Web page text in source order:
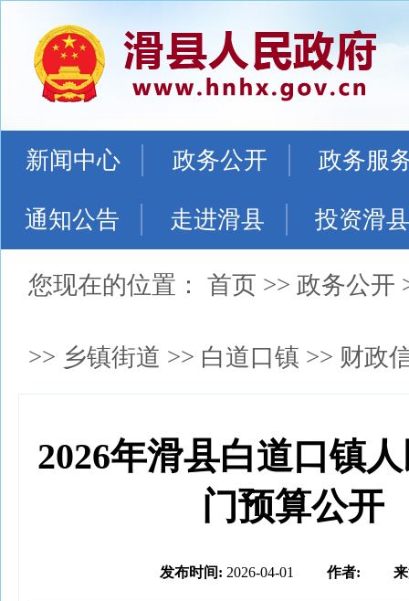
新闻中心 政务公开 政务服
通知公告 走进滑县 投资滑县
您现在的位置： 首页 >> 政务公开
>> 乡镇街道 >> 白道口镇 >> 财政
2026年滑县白道口镇
门预算公开
发布时间: 2026-04-01 作者: